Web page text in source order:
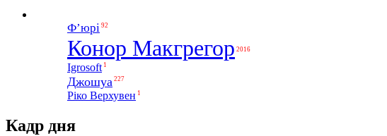
Ф’юрі 92
Конор Макгрегор 2016
Igrosoft 1
Джошуа 227
Ріко Верхувен 1
Кадр дня